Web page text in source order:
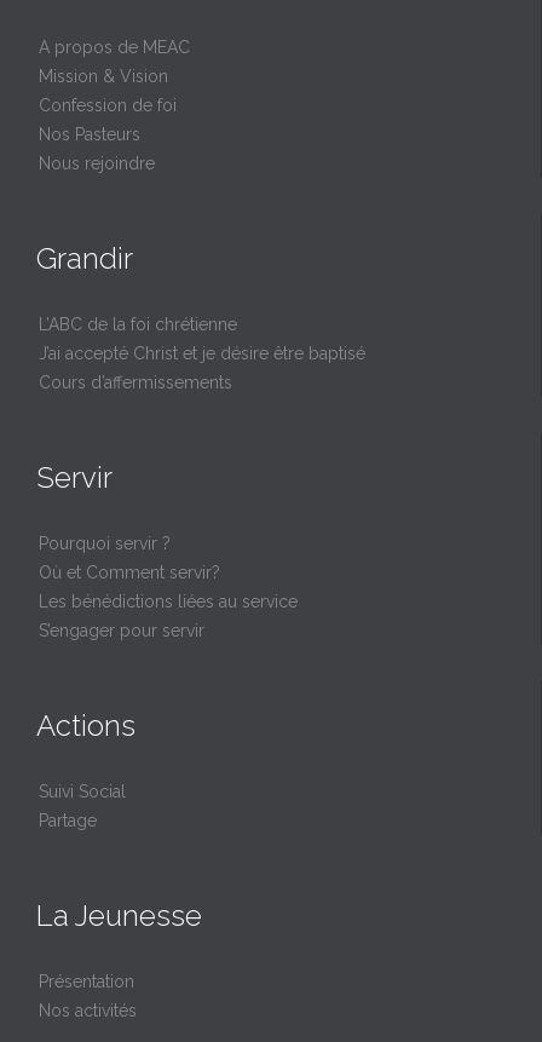
A propos de MEAC
Mission & Vision
Confession de foi
Nos Pasteurs
Nous rejoindre
Grandir
L’ABC de la foi chrétienne
J’ai accepté Christ et je désire être baptisé
Cours d’affermissements
Servir
Pourquoi servir ?
Où et Comment servir?
Les bénédictions liées au service
S’engager pour servir
Actions
Suivi Social
Partage
La Jeunesse
Présentation
Nos activités